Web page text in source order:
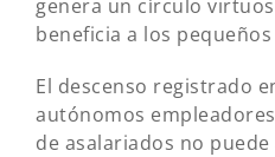
genera un círculo
beneficia a los
El descenso registrado
autónomos
de asalariados no